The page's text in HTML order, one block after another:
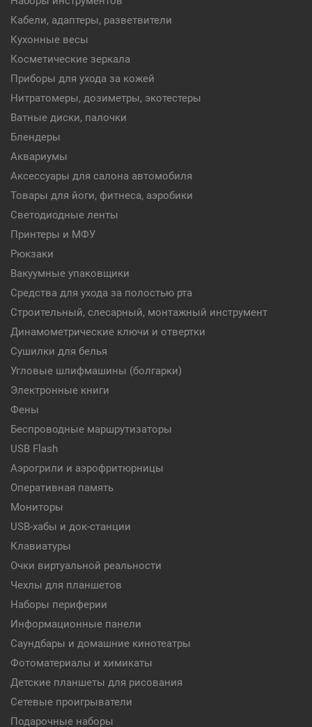
Кабели, адаптеры, разветвители
Кухонные весы
Косметические зеркала
Приборы для ухода за кожей
Нитратомеры, дозиметры, экотестеры
Ватные диски, палочки
Блендеры
Аквариумы
Аксессуары для салона автомобиля
Товары для йоги, фитнеса, аэробики
Светодиодные ленты
Принтеры и МФУ
Рюкзаки
Вакуумные упаковщики
Средства для ухода за полостью рта
Строительный, слесарный, монтажный инструмент
Динамометрические ключи и отвертки
Сушилки для белья
Угловые шлифмашины (болгарки)
Электронные книги
Фены
Беспроводные маршрутизаторы
USB Flash
Аэрогрили и аэрофритюрницы
Оперативная память
Мониторы
USB-хабы и док-станции
Клавиатуры
Очки виртуальной реальности
Чехлы для планшетов
Наборы периферии
Информационные панели
Саундбары и домашние кинотеатры
Фотоматериалы и химикаты
Детские планшеты для рисования
Сетевые проигрыватели
Подарочные наборы